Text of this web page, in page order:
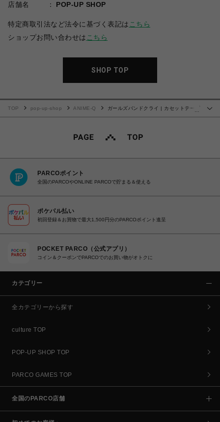
店舗名
POP-UP SHOP
特定商取引法など法令に基づく表記は こちら
ショップお問い合わせは こちら
SHOP TOP
TOP pop-up-shop ANIME-Q
ガールズバンドクライ | カセットテープ
PARCOポイント
全国のPARCOやONLINE PARCOで貯まる＆使える
ポケパル払い
初回登録＆お買物で最大1,500円分のPARCOポイント進呈
POCKET PARCO（公式アプリ）
コイン＆クーポンでPARCOでのお買い物がオトクに
カテゴリー
全カテゴリーから探す
culture TOP
POP-UP SHOP TOP
PARCO GAMES TOP
全国のPARCO店舗